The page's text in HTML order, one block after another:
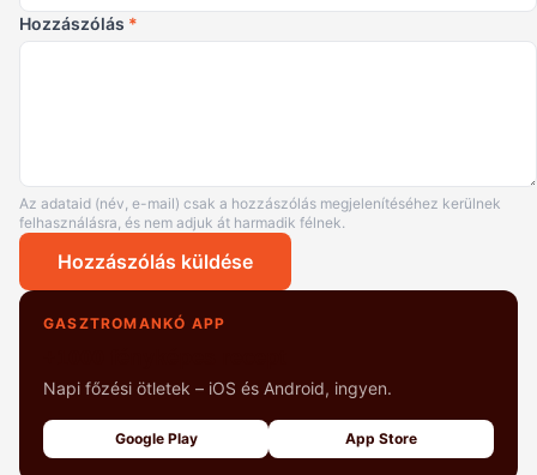
Hozzászólás *
Az adataid (név, e-mail) csak a hozzászólás megjelenítéséhez kerülnek
felhasználásra, és nem adjuk át harmadik félnek.
Hozzászólás küldése
GASZTROMANKÓ APP
Napi főzési ötletek – iOS és Android, ingyen.
Google Play App Store